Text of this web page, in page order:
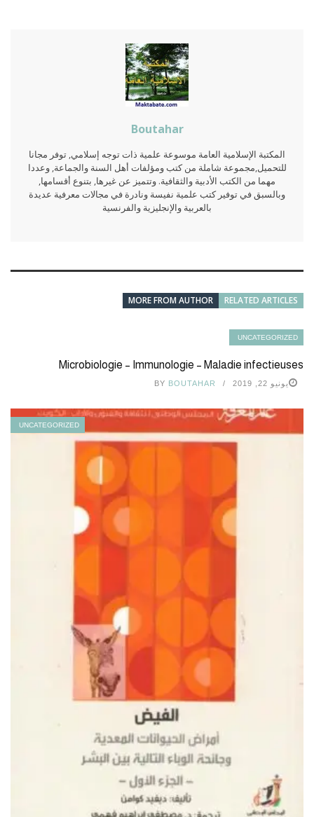
Boutahar
المكتبة الإسلامية العامة موسوعة علمية ذات توجه إسلامي, توفر مجانا
للتحميل,مجموعة شاملة من كتب ومؤلفات أهل السنة والجماعة, وعددا
مهما من الكتب الأدبية والثقافية. وتتميز عن غيرها, بتنوع أقسامها,
وبالسبق في توفير كتب علمية نفيسة ونادرة في مجالات معرفية عديدة
بالعربية والإنجليزية والفرنسية
RELATED ARTICLES
MORE FROM AUTHOR
UNCATEGORIZED
Microbiologie – Immunologie – Maladie infectieuses
يونيو 22, 2019 BY BOUTAHAR
UNCATEGORIZED